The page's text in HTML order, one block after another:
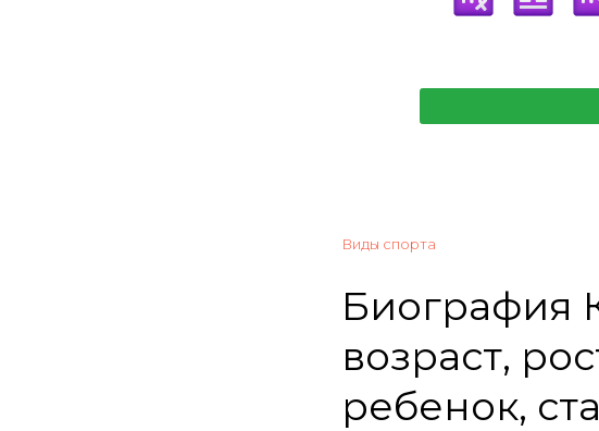
Виды спорта
Биография
возраст,
ребенок,